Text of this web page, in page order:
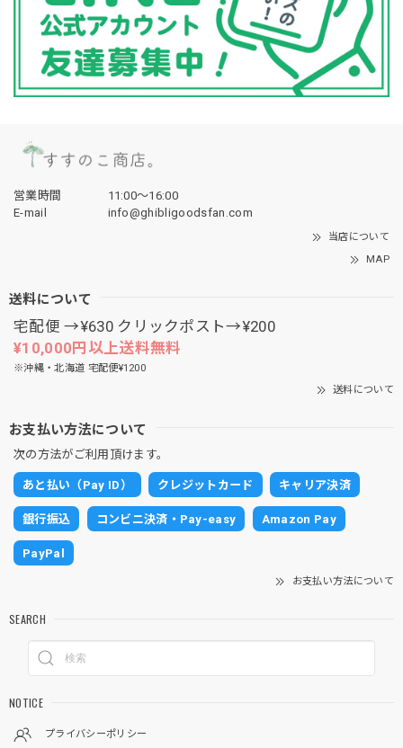
営業時間
11:00〜16:00
E-mail
info@ghibligoodsfan.com
当店について
MAP
送料について
宅配便 →¥630 クリックポスト→¥200
¥10,000円以上送料無料
※沖縄・北海道 宅配便¥1200
送料について
お支払い方法について
次の方法がご利用頂けます。
あと払い（Pay ID） クレジットカード キャリア決済
銀行振込 コンビニ決済・Pay-easy Amazon Pay
PayPal
お支払い方法について
SEARCH
NOTICE
プライバシーポリシー